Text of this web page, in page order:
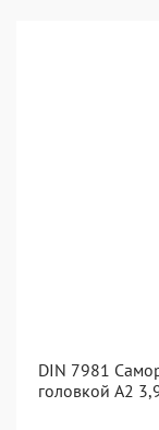
DIN 7981
головкой А2